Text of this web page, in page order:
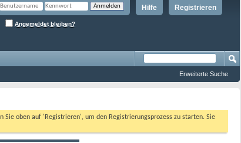
Registrieren
Hilfe
Angemeldet bleiben?
Erweiterte Suche
Sie oben auf 'Registrieren', um den Registrierungsprozess zu starten. Sie